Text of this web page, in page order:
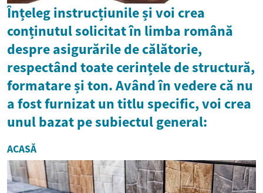
Înțeleg instrucțiunile și voi crea
conținutul solicitat în limba română
despre asigurările de călătorie,
respectând toate cerințele de structură,
formatare și ton. Având în vedere că nu
a fost furnizat un titlu specific, voi crea
unul bazat pe subiectul general:
ACASĂ